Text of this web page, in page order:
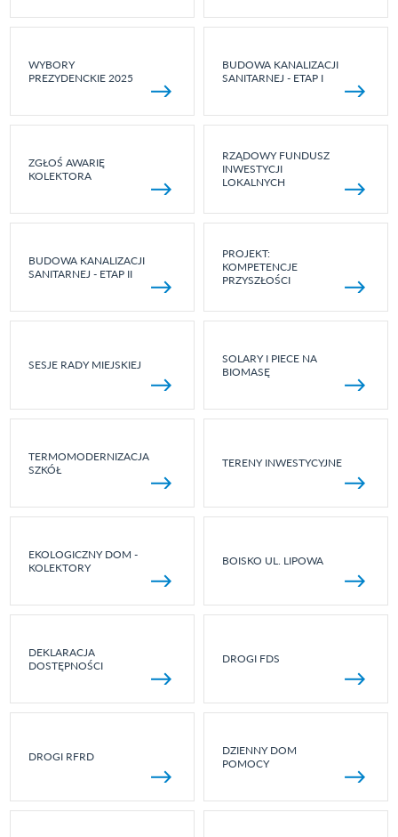
WYBORY
PREZYDENCKIE 2025
BUDOWA KANALIZACJI
SANITARNEJ - ETAP I
ZGŁOŚ AWARIĘ
KOLEKTORA
RZĄDOWY FUNDUSZ
INWESTYCJI
LOKALNYCH
BUDOWA KANALIZACJI
SANITARNEJ - ETAP II
PROJEKT:
KOMPETENCJE
PRZYSZŁOŚCI
SESJE RADY MIEJSKIEJ
SOLARY I PIECE NA
BIOMASĘ
TERMOMODERNIZACJA
SZKÓŁ
TERENY INWESTYCYJNE
EKOLOGICZNY DOM -
KOLEKTORY
BOISKO UL. LIPOWA
DEKLARACJA
DOSTĘPNOŚCI
DROGI FDS
DROGI RFRD
DZIENNY DOM
POMOCY